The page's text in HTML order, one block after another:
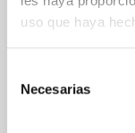
uso que haya
Necesarias